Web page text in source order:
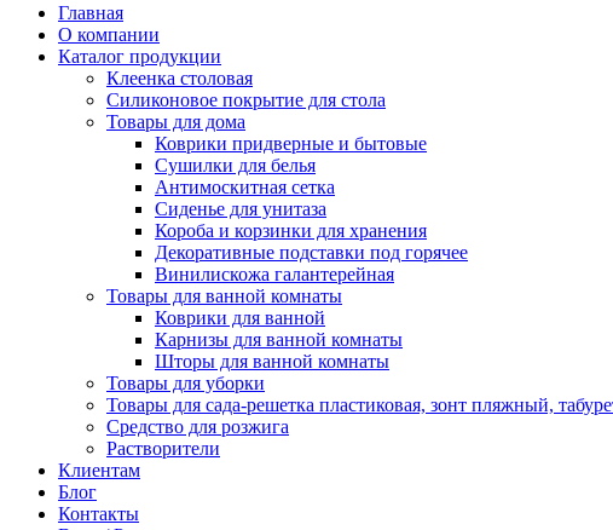
Главная
О компании
Каталог продукции
Клеенка столовая
Силиконовое покрытие для стола
Товары для дома
Коврики придверные и бытовые
Сушилки для белья
Антимоскитная сетка
Сиденье для унитаза
Короба и корзинки для хранения
Декоративные подставки под горячее
Винилискожа галантерейная
Товары для ванной комнаты
Коврики для ванной
Карнизы для ванной комнаты
Шторы для ванной комнаты
Товары для уборки
Товары для сада-решетка пластиковая, зонт пляжный,
Средство для розжига
Растворители
Клиентам
Блог
Контакты